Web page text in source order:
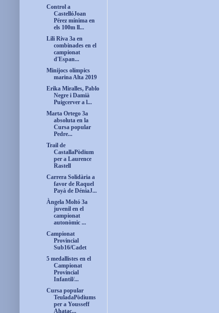
Control a
CastellóJoan
Pérez mínima en
els 100m ll...
Lili Riva 3a en
combinades en el
campionat
d'Espan...
Minijocs olímpics
marina Alta 2019
Erika Miralles, Pablo
Negre i Damià
Puigcerver a l...
Marta Ortego 3a
absoluta en la
Cursa popular
Pedre...
Trail de
CastallaPòdium
per a Laurence
Rastell
Carrera Solidària a
favor de Raquel
Payà de DéniaJ...
Àngela Moltó 3a
juvenil en el
campionat
autonòmic ...
Campionat
Provincial
Sub16/Cadet
5 medallistes en el
Campionat
Provincial
Infantil/...
Cursa popular
TeuladaPòdiums
per a Yousseff
Ahatac...